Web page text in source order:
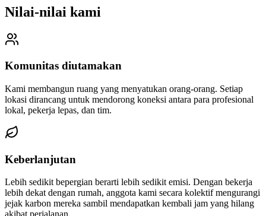
Nilai-nilai kami
Komunitas diutamakan
Kami membangun ruang yang menyatukan orang-orang. Setiap
lokasi dirancang untuk mendorong koneksi antara para profesional
lokal, pekerja lepas, dan tim.
Keberlanjutan
Lebih sedikit bepergian berarti lebih sedikit emisi. Dengan bekerja
lebih dekat dengan rumah, anggota kami secara kolektif mengurangi
jejak karbon mereka sambil mendapatkan kembali jam yang hilang